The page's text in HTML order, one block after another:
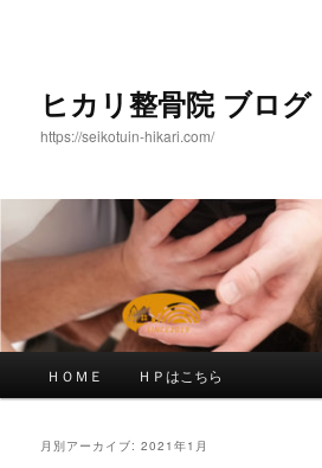
移
動
動
ヒカリ整骨院 ブログ
https://seikotuin-hikari.com/
ＨＯＭＥ ＨＰはこちら
月別アーカイブ:2021年1月